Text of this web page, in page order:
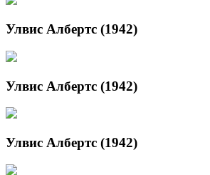
Улвис Албертс (1942)
Улвис Албертс (1942)
Улвис Албертс (1942)